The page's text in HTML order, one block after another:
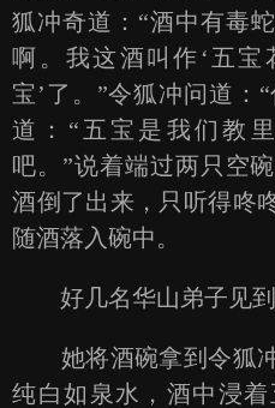
狐冲奇道：“酒中有毒
啊。我这酒叫作‘五宝
宝’了。”令狐冲问道：
道：“五宝是我们教
吧。”说着端过两只空
酒倒了出来，只听得咚
随酒落入碗中。
好几名华山弟子见到
她将酒碗拿到令狐冲
纯白如泉水，酒中浸